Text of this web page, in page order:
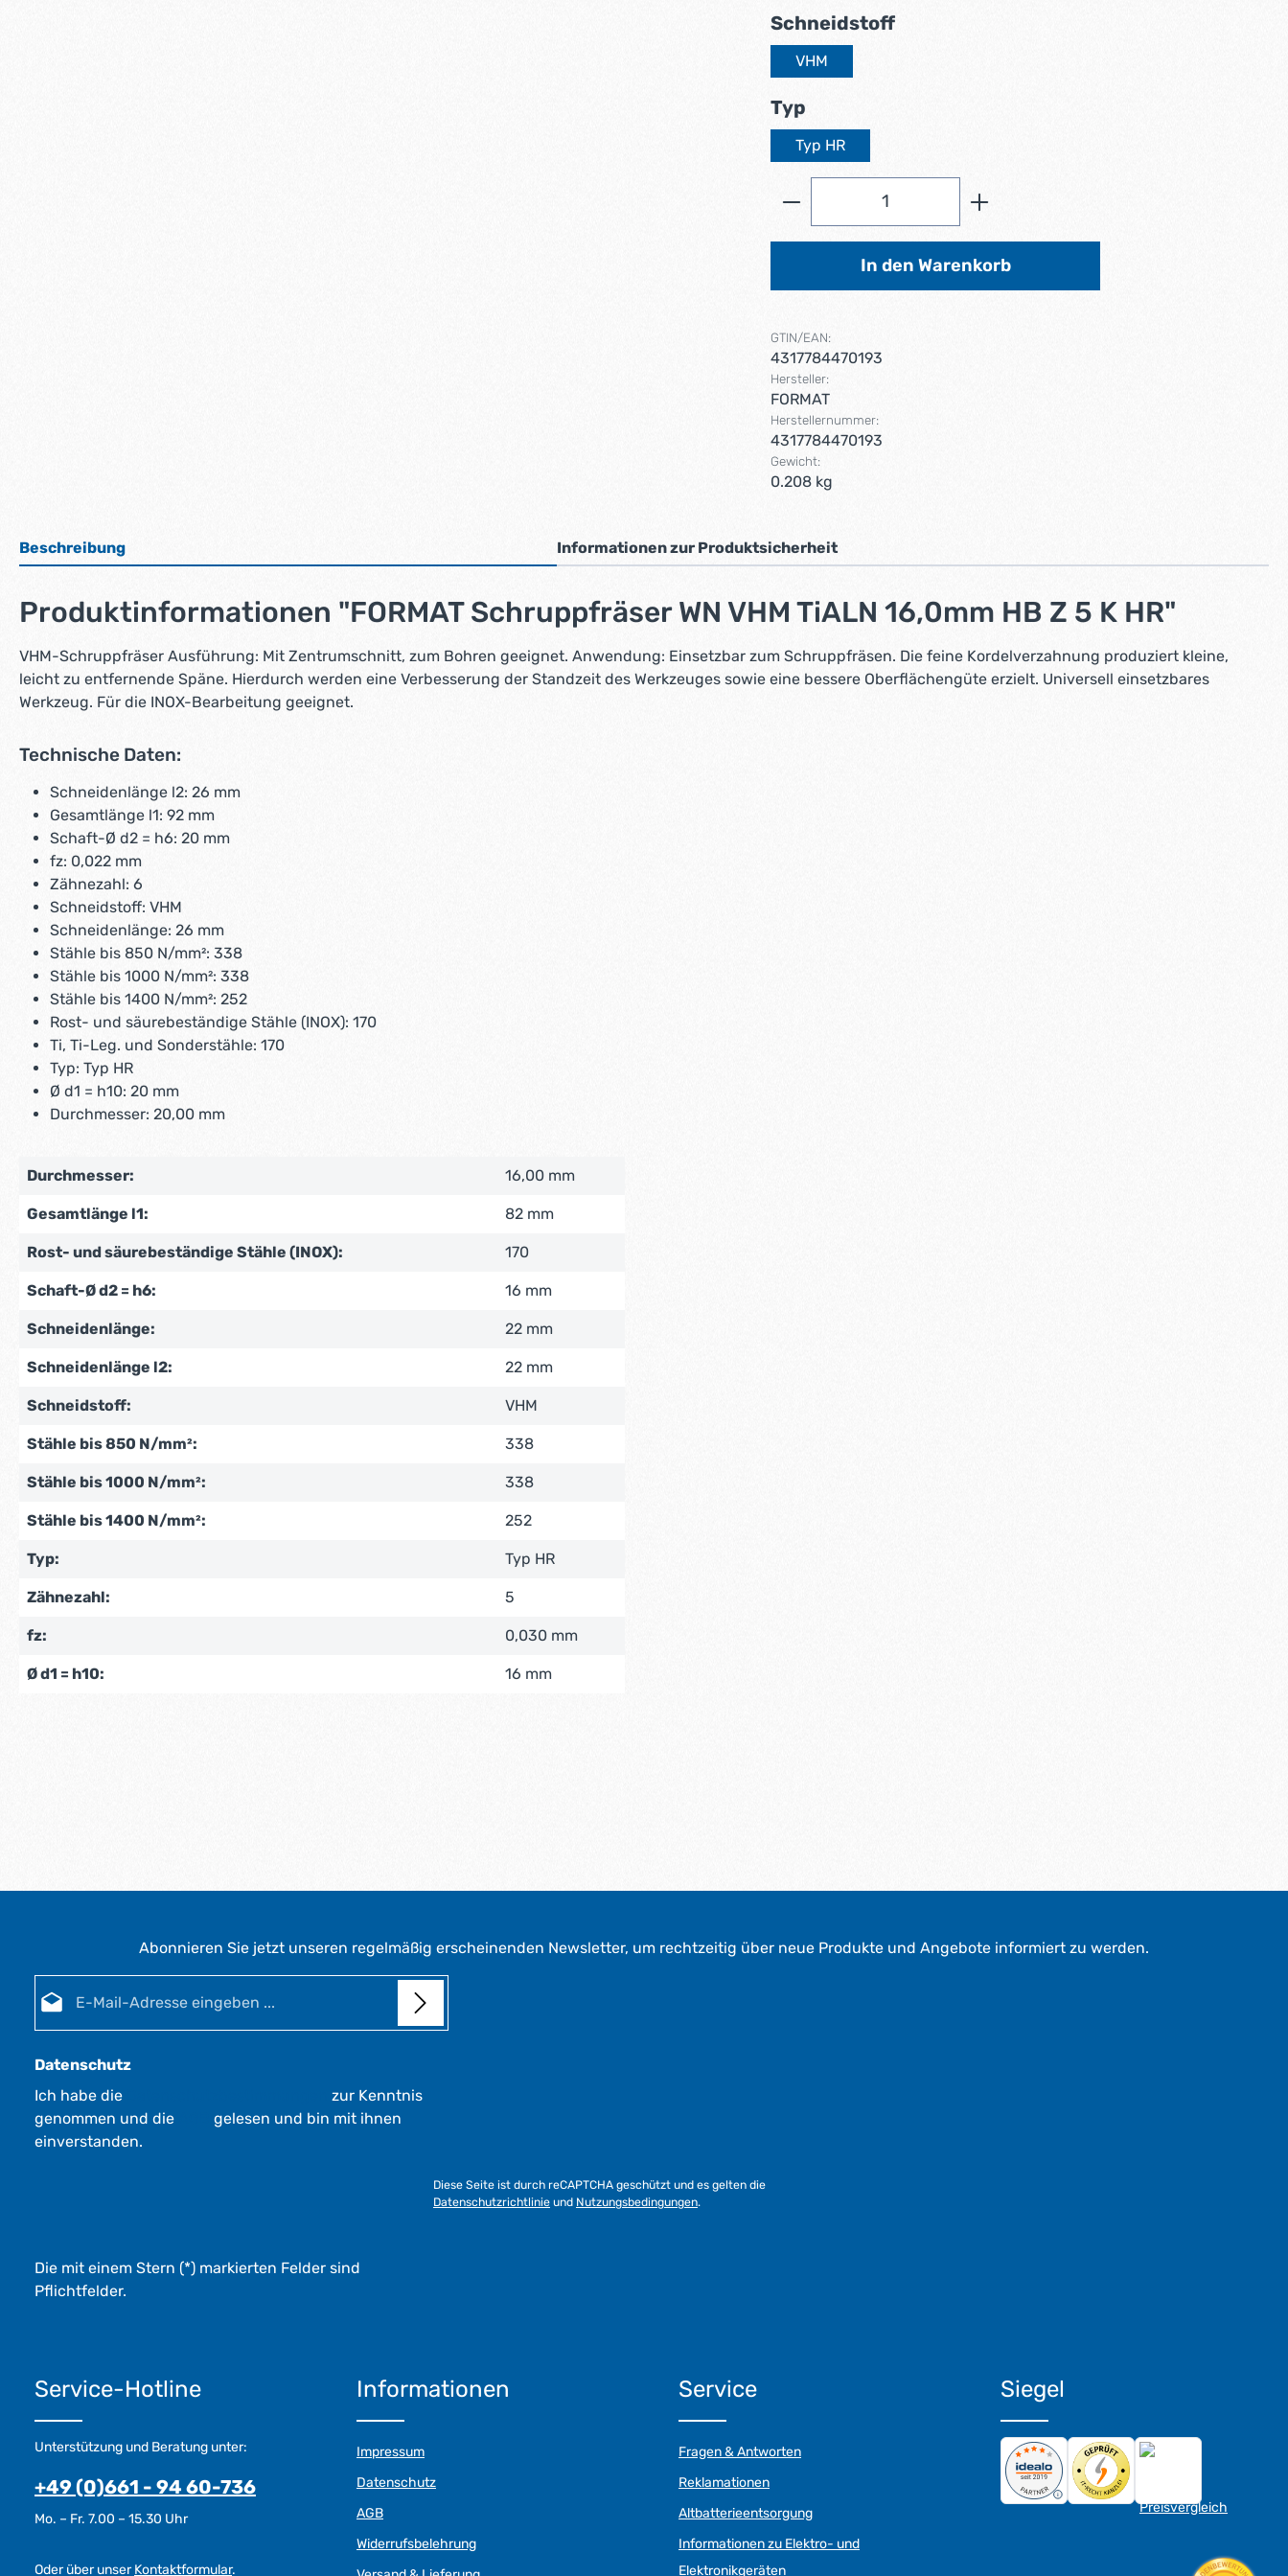
Schneidstoffauswählen
VHM
Typ
Typ HR
Produkt Anzahl: Gib den gewünschten Wert
In den Warenkorb
GTIN/EAN:
4317784470193
Hersteller:
FORMAT
Herstellernummer:
4317784470193
Gewicht:
0.208 kg
Beschreibung Informationen zur Produktsicherheit
Produktinformationen "FORMAT Schruppfräser WN VHM TiALN 16,0mm HB Z 5 K HR"
VHM-Schruppfräser Ausführung: Mit Zentrumschnitt, zum Bohren geeignet. Anwendung: Einsetzbar zum Schruppfräsen. Die feine Kordelverzahnung produziert kleine,
leicht zu entfernende Späne. Hierdurch werden eine Verbesserung der Standzeit des Werkzeuges sowie eine bessere Oberflächengüte erzielt. Universell einsetzbares
Werkzeug. Für die INOX-Bearbeitung geeignet.
Technische Daten:
Schneidenlänge l2: 26 mm
Gesamtlänge l1: 92 mm
Schaft-Ø d2 = h6: 20 mm
fz: 0,022 mm
Zähnezahl: 6
Schneidstoff: VHM
Schneidenlänge: 26 mm
Stähle bis 850 N/mm²: 338
Stähle bis 1000 N/mm²: 338
Stähle bis 1400 N/mm²: 252
Rost- und säurebeständige Stähle (INOX): 170
Ti, Ti-Leg. und Sonderstähle: 170
Typ: Typ HR
Ø d1 = h10: 20 mm
Durchmesser: 20,00 mm
Durchmesser: 16,00 mm
Gesamtlänge l1: 82 mm
Rost- und säurebeständige Stähle (INOX): 170
Schaft-Ø d2 = h6: 16 mm
Schneidenlänge: 22 mm
Schneidenlänge l2: 22 mm
Schneidstoff: VHM
Stähle bis 850 N/mm²: 338
Stähle bis 1000 N/mm²: 338
Stähle bis 1400 N/mm²: 252
Typ: Typ HR
Zähnezahl: 5
fz: 0,030 mm
Ø d1 = h10: 16 mm
Abonnieren Sie jetzt unseren regelmäßig erscheinenden Newsletter, um rechtzeitig über neue Produkte und Angebote informiert zu werden.
Datenschutz
Ich habe die
zur Kenntnis
genommen und die
gelesen und bin mit ihnen
einverstanden.
Diese Seite ist durch reCAPTCHA geschützt und es gelten die
Datenschutzrichtlinie und Nutzungsbedingungen.
Die mit einem Stern (*) markierten Felder sind
Pflichtfelder.
Service-Hotline
Unterstützung und Beratung unter:
+49 (0)661 - 94 60-736
Mo. – Fr. 7.00 – 15.30 Uhr
Oder über unserKontaktformular.
Informationen
Impressum
Datenschutz
AGB
Widerrufsbelehrung
Service
Fragen & Antworten
Reklamationen
Altbatterieentsorgung
Informationen zu Elektro- und
Elektronikgeräten
Siegel